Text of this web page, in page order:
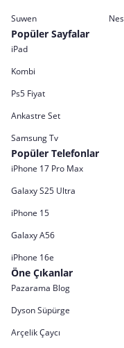
Suwen
Popüler Sayfalar
iPad
Kombi
Ps5 Fiyat
Ankastre Set
Samsung Tv
Popüler Telefonlar
iPhone 17 Pro Max
Galaxy S25 Ultra
iPhone 15
Galaxy A56
iPhone 16e
Öne Çıkanlar
Pazarama Blog
Dyson Süpürge
Arçelik Çaycı